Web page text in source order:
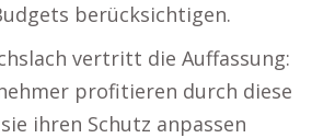
berücksichtigen.
vertritt die Auffassung:
profitieren durch diese
ihren Schutz anpassen